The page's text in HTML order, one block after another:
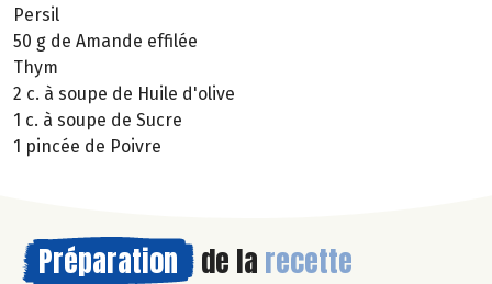
Persil
50 g de Amande effilée
Thym
2 c. à soupe de Huile d'olive
1 c. à soupe de Sucre
1 pincée de Poivre
Préparation de la recette